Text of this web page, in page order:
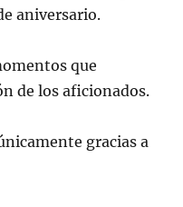
aniversario.
que
de los aficionados.
gracias a